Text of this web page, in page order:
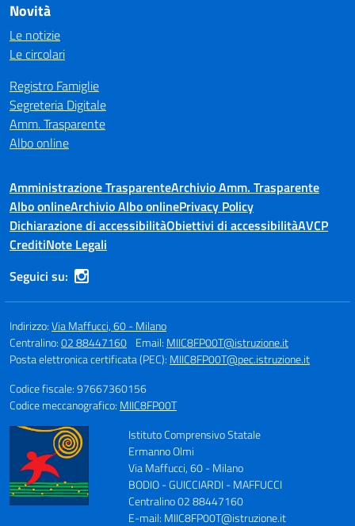
Novità
Le notizie
Le circolari
Registro Famiglie
Segreteria Digitale
Amm. Trasparente
Albo online
Amministrazione TrasparenteArchivio Amm. Trasparente
Albo onlineArchivio Albo onlinePrivacy Policy
Dichiarazione di accessibilitàObiettivi di accessibilitàAVCP
CreditiNote Legali
Seguici su:
Indirizzo:Via Maffucci, 60 - Milano
Centralino:02 88447160 Email: MIIC8FP00T@istruzione.it
Posta elettronica certificata (PEC): MIIC8FP00T@pec.istruzione.it
Codice fiscale: 97667360156
Codice meccanografico: MIIC8FP00T
Istituto Comprensivo Statale
Ermanno Olmi
Via Maffucci, 60 - Milano
BODIO - GUICCIARDI - MAFFUCCI
Centralino 02 88447160
E-mail: MIIC8FP00T@istruzione.it